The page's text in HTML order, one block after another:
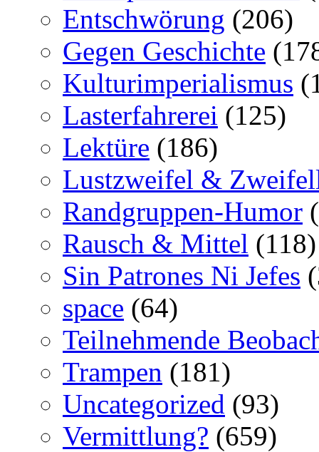
Entschwörung (206)
Gegen Geschichte
Kulturimperialismus
Lasterfahrerei (125)
Lektüre (186)
Lustzweifel &
Randgruppen-Humor
Rausch & Mittel (118)
Sin Patrones Ni Jefes
space (64)
Teilnehmende
Trampen (181)
Uncategorized (93)
Vermittlung? (659)